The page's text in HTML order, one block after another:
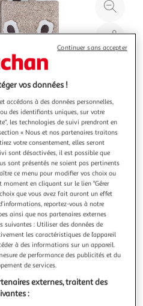
à
100
le
Illustration
suivante
de toilette + 1 drap de
50x90 cm et 1 drap de
de toilette BOBBY L'OURS,
en douceur, avec son petit
avec le drap de
qui enveloppera votre
vos données !
accédons à des données personnelles,
des identifiants uniques, sur votre
les technologies de suivi prendront en
« Nous et nos partenaires traitons
votre consentement, elles seront
sont désactivées, il est possible que
sont présentés ne soient pas pertinents
ce menu pour modifier vos choix ou
en cliquant sur le lien "Gérer
que vous avez fait auront un effet
reportez-vous à notre
ainsi que nos partenaires externes
suivantes : Utiliser des données de
les caractéristiques de l’appareil
à des informations sur un appareil.
de performance des publicités et du
de services.
externes, traitent des
:
Continuer sans accepter